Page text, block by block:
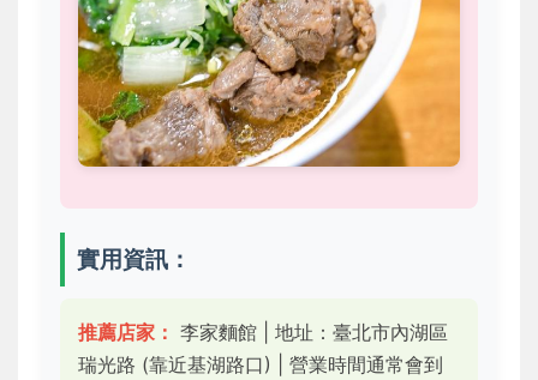
實用資訊：
推薦店家： 李家麵館 | 地址：臺北市內湖區
瑞光路 (靠近基湖路口) | 營業時間通常會到